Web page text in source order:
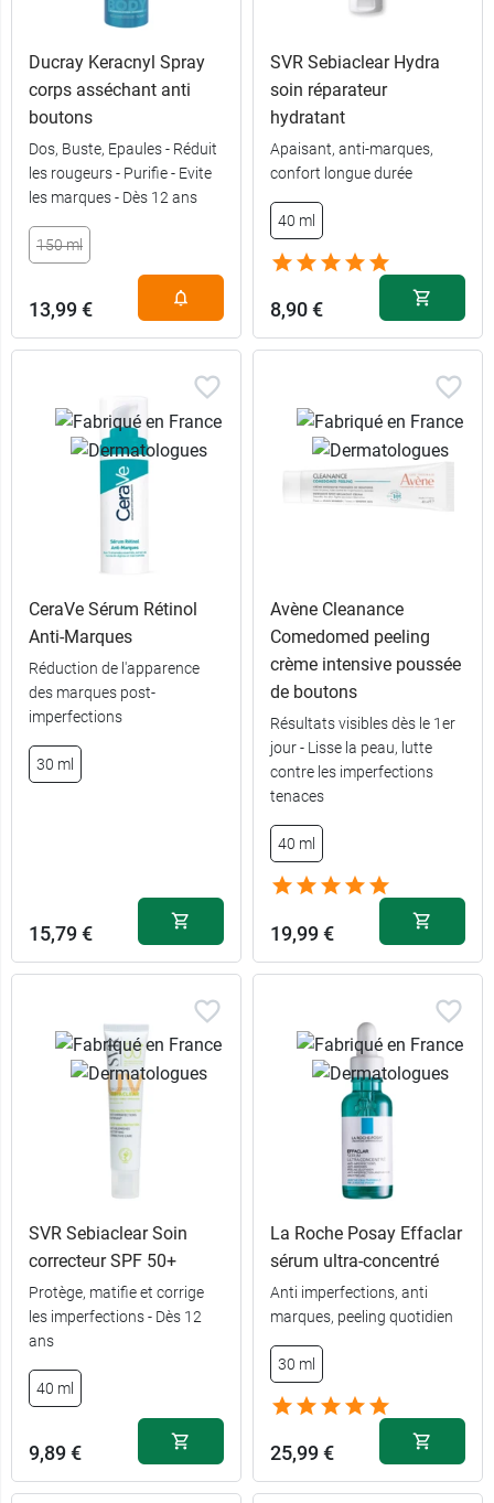
Ducray Keracnyl Spray
corps asséchant anti
boutons
Dos, Buste, Epaules - Réduit
les rougeurs - Purifie - Evite
les marques - Dès 12 ans
150 ml
13,99 €
SVR Sebiaclear Hydra
soin réparateur
hydratant
Apaisant, anti-marques,
confort longue durée
40 ml
8,90 €
CeraVe Sérum Rétinol
Anti-Marques
Réduction de l'apparence
des marques post-
imperfections
30 ml
15,79 €
Avène Cleanance
Comedomed peeling
crème intensive poussée
de boutons
Résultats visibles dès le 1er
jour - Lisse la peau, lutte
contre les imperfections
tenaces
40 ml
19,99 €
SVR Sebiaclear Soin
correcteur SPF 50+
Protège, matifie et corrige
les imperfections - Dès 12
ans
40 ml
9,89 €
La Roche Posay Effaclar
sérum ultra-concentré
Anti imperfections, anti
marques, peeling quotidien
30 ml
25,99 €